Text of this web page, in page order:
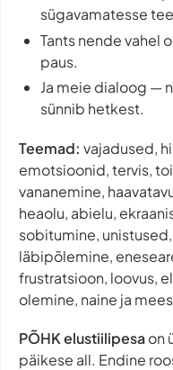
sügavamatesse
Tants nende vahel
paus.
Ja meie dialoog —
sünnib hetkest.
Teemad: vajadused,
emotsioonid, tervis,
vananemine,
heaolu, abielu,
sobitumine,
läbipõlemine,
frustratsioon, loovus,
olemine, naine ja
PÕHK elustiilipesaon
päikese all. Endine